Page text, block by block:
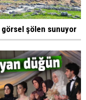
şölen sunuyor